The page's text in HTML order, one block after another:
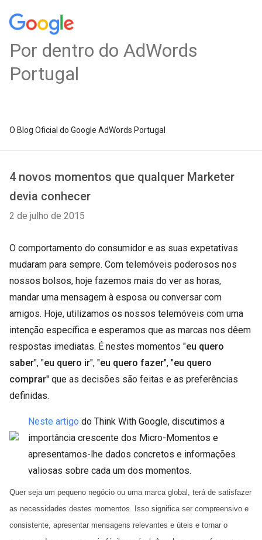
Por dentro do AdWords
Portugal
O Blog Oficial do Google AdWords Portugal
4 novos momentos que qualquer Marketer
devia conhecer
2 de julho de 2015
O comportamento do consumidor e as suas expetativas
mudaram para sempre. Com telemóveis poderosos nos
nossos bolsos, hoje fazemos mais do ver as horas,
mandar uma mensagem à esposa ou conversar com
amigos. Hoje, utilizamos os nossos telemóveis com uma
intenção específica e esperamos que as marcas nos dêem
respostas imediatas. É nestes momentos "eu quero
saber", "eu quero ir", "eu quero fazer", "eu quero
comprar" que as decisões são feitas e as preferências
definidas.
Neste artigo do Think With Google, discutimos a
importância crescente dos Micro-Momentos e
apresentamos-lhe dados concretos e informações
valiosas sobre cada um dos momentos.
Quer seja um pequeno negócio ou uma marca global, terá de satisfazer
as necessidades destes momentos. Isso significa ser compreensivo e
consistente, apresentar mensagens relevantes e úteis e tornar o